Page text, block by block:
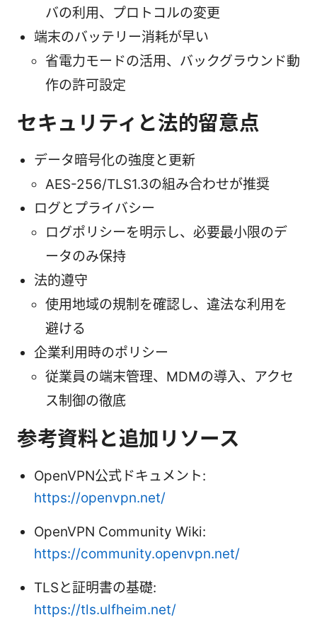
バの利用、プロトコルの変更
端末のバッテリー消耗が早い
省電力モードの活用、バックグラウンド動
作の許可設定
セキュリティと法的留意点
データ暗号化の強度と更新
AES-256/TLS1.3の組み合わせが推奨
ログとプライバシー
ログポリシーを明示し、必要最小限のデ
ータのみ保持
法的遵守
使用地域の規制を確認し、違法な利用を
避ける
企業利用時のポリシー
従業員の端末管理、MDMの導入、アクセ
ス制御の徹底
参考資料と追加リソース
OpenVPN公式ドキュメント:
https://openvpn.net/
OpenVPN Community Wiki:
https://community.openvpn.net/
TLSと証明書の基礎:
https://tls.ulfheim.net/